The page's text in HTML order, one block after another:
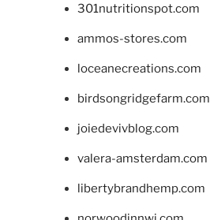
301nutritionspot.com
ammos-stores.com
loceanecreations.com
birdsongridgefarm.com
joiedevivblog.com
valera-amsterdam.com
libertybrandhemp.com